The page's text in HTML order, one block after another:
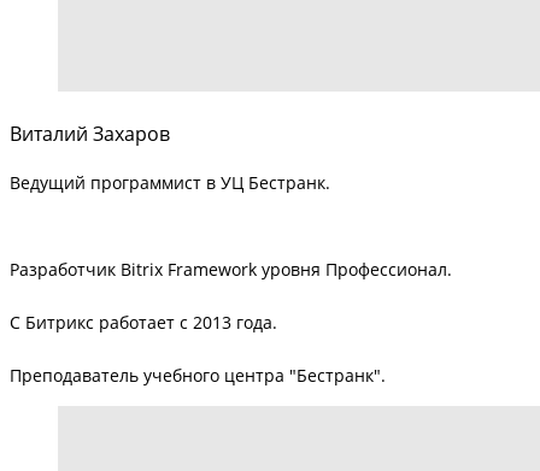
Виталий Захаров
Ведущий программист в УЦ Бестранк.
Разработчик Bitrix Framework уровня Профессионал.
С Битрикс работает с 2013 года.
Преподаватель учебного центра "Бестранк".